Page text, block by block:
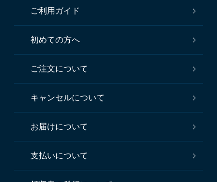
ご利用ガイド
初めての方へ
ご注文について
キャンセルについて
お届けについて
支払いについて